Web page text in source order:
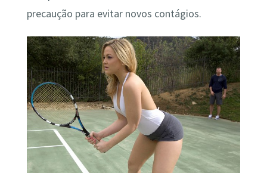
precaução para evitar novos contágios.